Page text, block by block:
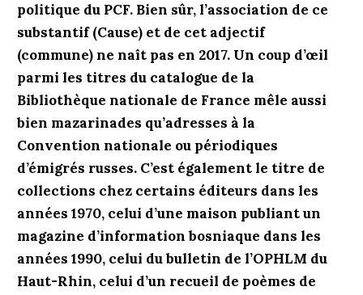
politique du PCF. Bien sûr, l’association de ce
substantif (Cause) et de cet adjectif
(commune) ne naît pas en 2017. Un coup d’œil
parmi les titres du catalogue de la
Bibliothèque nationale de France mêle aussi
bien mazarinades qu’adresses à la
Convention nationale ou périodiques
d’émigrés russes. C’est également le titre de
collections chez certains éditeurs dans les
années 1970, celui d’une maison publiant un
magazine d’information bosniaque dans les
années 1990, celui du bulletin de l’OPHLM du
Haut-Rhin, celui d’un recueil de poèmes de